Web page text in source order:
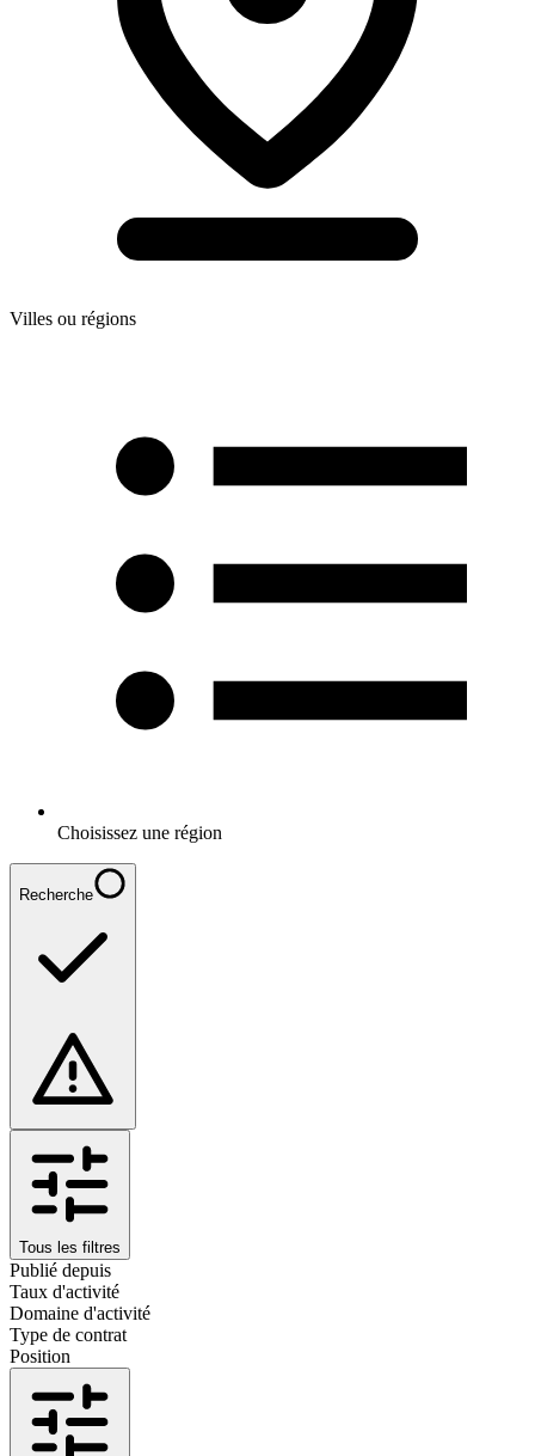
Villes ou régions
Choisissez une région
Recherche
Tous les filtres
Publié depuis
Taux d'activité
Domaine d'activité
Type de contrat
Position